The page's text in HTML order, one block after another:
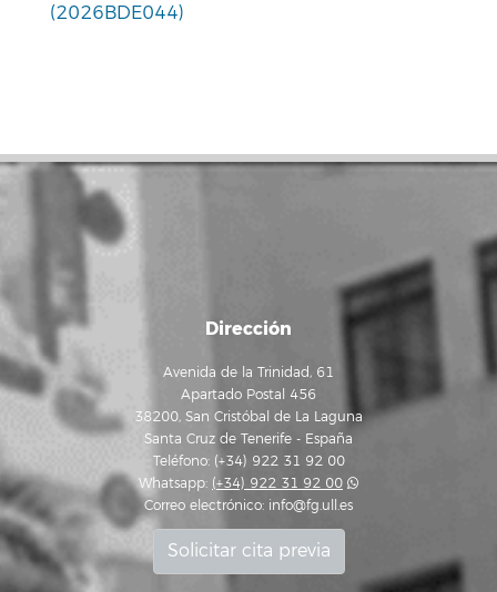
(2026BDE044)
Dirección
Avenida de la Trinidad, 61
Apartado Postal 456
38200, San Cristóbal de La Laguna
Santa Cruz de Tenerife - España
Teléfono: (+34) 922 31 92 00
Whatsapp: (+34) 922 31 92 00
Correo electrónico: info@fg.ull.es
Solicitar cita previa